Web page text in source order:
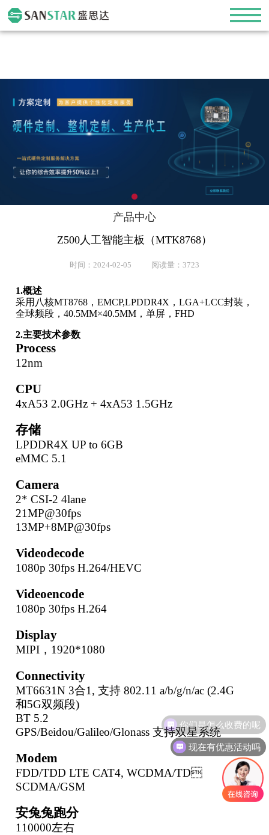
产品中心
Z500人工智能主板（MTK8768）
时间：2024-02-05 阅读量：3723
1.概述
采用八核MT8768，EMCP,LPDDR4X，LGA+LCC封装，
全球频段，40.5MM×40.5MM，单屏，FHD
2.主要技术参数
Process
12nm
CPU
4xA53 2.0GHz + 4xA53 1.5GHz
存储
LPDDR4X UP to 6GB
eMMC 5.1
Camera
2* CSI-2 4lane
21MP@30fps
13MP+8MP@30fps
Videodecode
1080p 30fps H.264/HEVC
Videoencode
1080p 30fps H.264
Display
MIPI，1920*1080
Connectivity
MT6631N 3合1, 支持 802.11 a/b/g/n/ac (2.4G
和5G双频段)
BT 5.2
GPS/Beidou/Galileo/Glonass 支持双星系统
Modem
FDD/TDD LTE CAT4, WCDMA/TD
SCDMA/GSM
安兔兔跑分
110000左右
你们是怎么收费的呢
现在有优惠活动吗